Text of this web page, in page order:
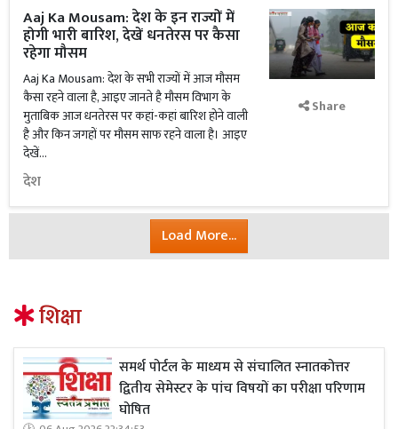
Aaj Ka Mousam: देश के इन राज्यों में
होगी भारी बारिश, देखें धनतेरस पर कैसा
रहेगा मौसम
Aaj Ka Mousam: देश के सभी राज्यों में आज मौसम
कैसा रहने वाला है, आइए जानते है मौसम विभाग के
मुताबिक आज धनतेरस पर कहां-कहां बारिश होने वाली
है और किन जगहों पर मौसम साफ रहने वाला है। आइए
देखें...
देश
Share
Load More...
शिक्षा
समर्थ पोर्टल के माध्यम से संचालित स्नातकोत्तर
द्वितीय सेमेस्टर के पांच विषयों का परीक्षा परिणाम
घोषित